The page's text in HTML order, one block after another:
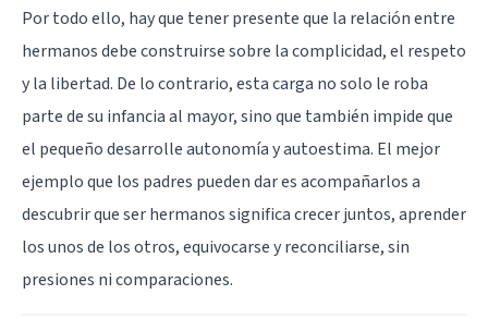
Por todo ello, hay que tener presente que la relación entre
hermanos debe construirse sobre la complicidad, el respeto
y la libertad. De lo contrario, esta carga no solo le roba
parte de su infancia al mayor, sino que también impide que
el pequeño desarrolle autonomía y autoestima. El mejor
ejemplo que los padres pueden dar es acompañarlos a
descubrir que ser hermanos significa crecer juntos, aprender
los unos de los otros, equivocarse y reconciliarse, sin
presiones ni comparaciones.